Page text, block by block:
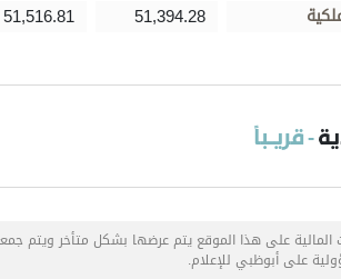
51,394.28
51,516.81
- قريـباً
المالية على هذا الموقع يتم عرضها بشكل متأخر ويتم
على أبوظبي للإعلام.